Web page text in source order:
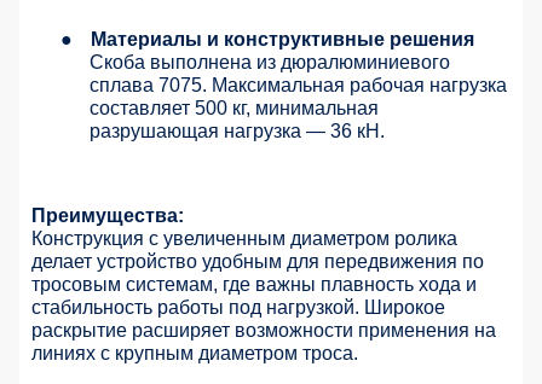
●
Материалы и конструктивные решения
Скоба выполнена из дюралюминиевого
сплава 7075. Максимальная рабочая нагрузка
составляет 500 кг, минимальная
разрушающая нагрузка — 36 кН.
Преимущества:
Конструкция с увеличенным диаметром ролика
делает устройство удобным для передвижения по
тросовым системам, где важны плавность хода и
стабильность работы под нагрузкой. Широкое
раскрытие расширяет возможности применения на
линиях с крупным диаметром троса.